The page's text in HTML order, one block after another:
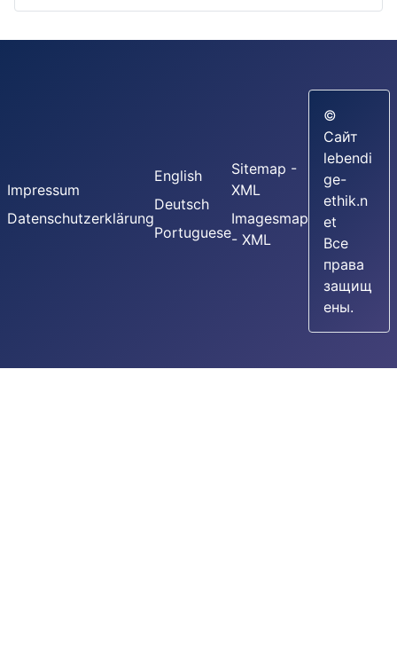
Impressum
Datenschutzerklärung
English
Deutsch
Portuguese
Sitemap -
XML
Imagesmap
- XML
©
Сайт
lebendi
ge-
ethik.n
et
Все
права
защищ
ены.